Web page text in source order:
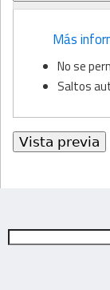
Más
No se
Saltos